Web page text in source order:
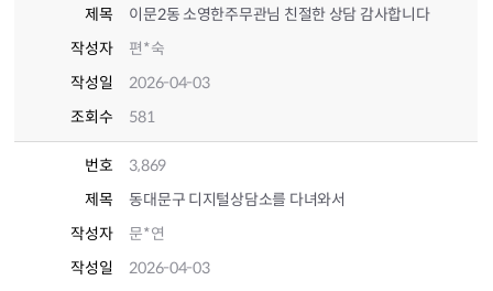
제목
이문2동 소영한주무관님 친절한 상담 감사합니다
작성자
편*숙
작성일
2026-04-03
조회수
581
번호
3,869
제목
동대문구 디지털상담소를 다녀와서
작성자
문*연
작성일
2026-04-03